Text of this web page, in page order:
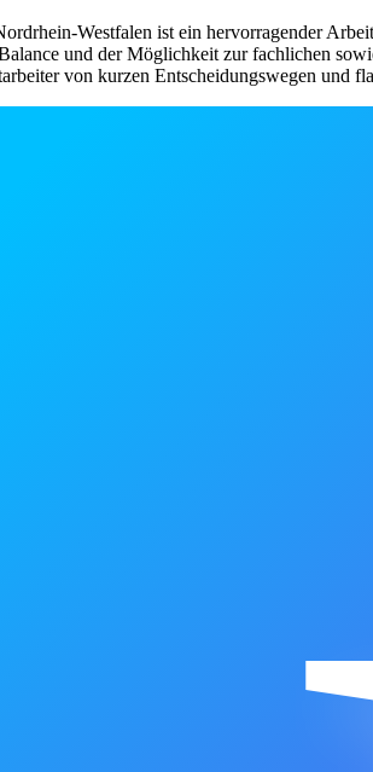
Westfalen ist ein hervorragender
und der Möglichkeit zur fachlichen
von kurzen Entscheidungswegen und